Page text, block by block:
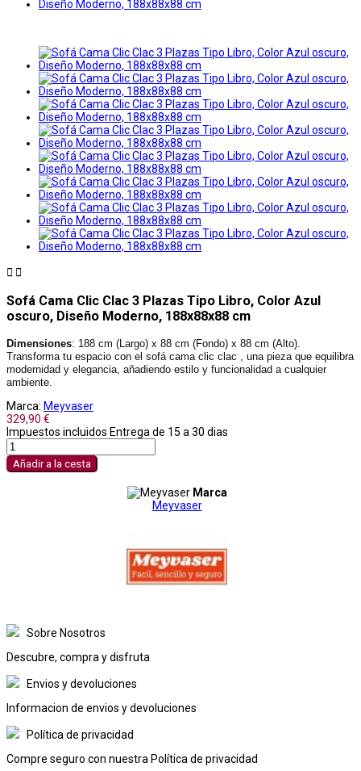
 
Sofá Cama Clic Clac 3 Plazas Tipo Libro, Color Azul
oscuro, Diseño Moderno, 188x88x88 cm
Dimensiones: 188 cm (Largo) x 88 cm (Fondo) x 88 cm (Alto).
Transforma tu espacio con el sofá cama clic clac , una pieza que equilibra
modernidad y elegancia, añadiendo estilo y funcionalidad a cualquier
ambiente.
Marca: Meyvaser
329,90 €
Impuestos incluidos Entrega de 15 a 30 dias
Añadir a la cesta
Marca
Meyvaser
Sobre Nosotros
Descubre, compra y disfruta
Envios y devoluciones
Informacion de envios y devoluciones
Política de privacidad
Compre seguro con nuestra Política de privacidad